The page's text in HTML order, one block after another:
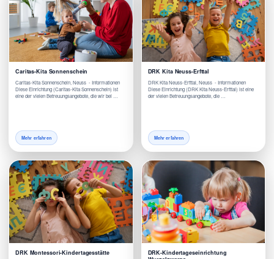
Caritas-Kita Sonnenschein
Caritas-Kita Sonnenschein, Neuss - Informationen
Diese Einrichtung (Caritas-Kita Sonnenschein) ist
eine der vielen Betreuungsangebote, die wir bei …
Mehr erfahren
DRK Kita Neuss-Erfttal
DRK Kita Neuss-Erfttal, Neuss - Informationen
Diese Einrichtung (DRK Kita Neuss-Erfttal) ist eine
der vielen Betreuungsangebote, die …
Mehr erfahren
DRK Montessori-Kindertagesstätte
DRK-Kindertageseinrichtung